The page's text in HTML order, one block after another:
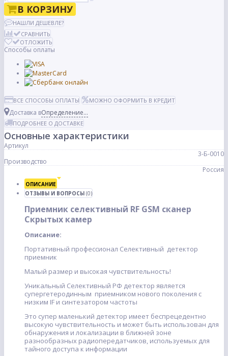
В КОРЗИНУ
НАШЛИ ДЕШЕВЛЕ?
СРАВНИТЬ
ОТЛОЖИТЬ
Способы оплаты
ВСЕ СПОСОБЫ ОПЛАТЫ МОЖНО ОФОРМИТЬ В КРЕДИТ
Доставка вОпределение...
ПОДРОБНЕЕ О ДОСТАВКЕ
Основные характеристики
Артикул
3-Б-0010
Производство
Россия
ОПИСАНИЕ
ОТЗЫВЫ И ВОПРОСЫ (0)
Приемник селективный RF GSM сканер
Скрытых камер
Описание:
Портативный профессионал Селективный детектор
приемник
Малый размер и высокая чувствительность!
Уникальный Селективный РФ детектор является
супергетеродинным приемником нового поколения с
низким IF и синтезатором частоты
Это супер маленький детектор имеет беспрецедентно
высокую чувствительность и может быть использован для
обнаружения и локализации в ближней зоне
разнообразных радиопередатчиков, используемых для
тайного доступа к информации